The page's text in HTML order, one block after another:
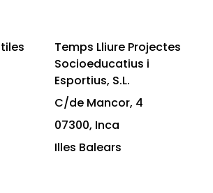
Temps Lliure Projectes
Socioeducatius i
Esportius, S.L.
C/de Mancor, 4
07300, Inca
Illes Balears